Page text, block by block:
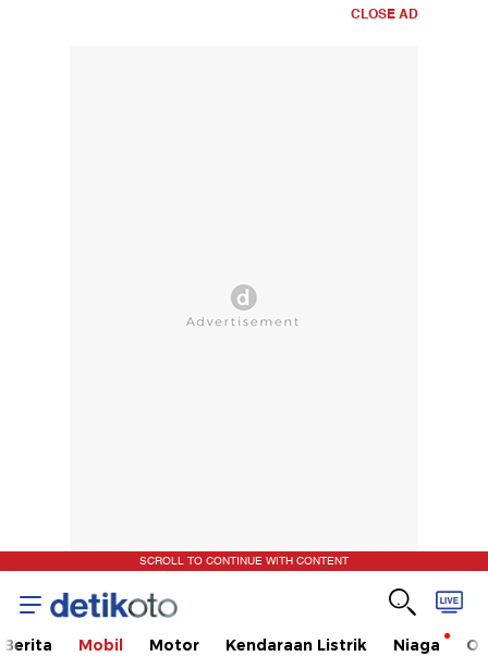
CLOSE AD
SCROLL TO CONTINUE WITH CONTENT
Berita Mobil Motor Kendaraan Listrik Niaga